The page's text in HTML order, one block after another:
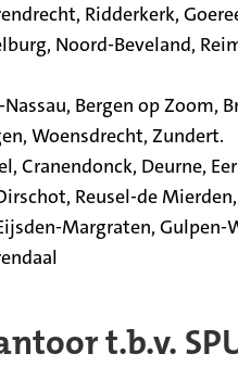
Ridderkerk,
Noord-Beveland,
Bergen op
Woensdrecht, Zundert.
Cranendonck, Deurne,
Reusel-de
Margraten,
t.b.v.